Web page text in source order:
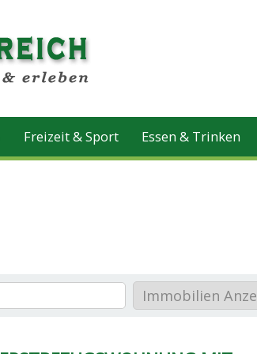
Freizeit & Sport Essen & Trinken